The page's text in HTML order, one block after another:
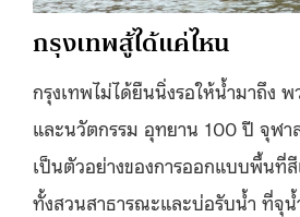
กรุงเทพสู้ได้แค่ไหน
กรุงเทพไม่ได้ยืนนิ่งรอให้น้ำมาถึง พ
และนวัตกรรม อุทยาน 100 ปี จุฬ
เป็นตัวอย่างของการออกแบบพื้นที่สี
ทั้งสวนสาธารณะและบ่อรับน้ำ ที่จุน้